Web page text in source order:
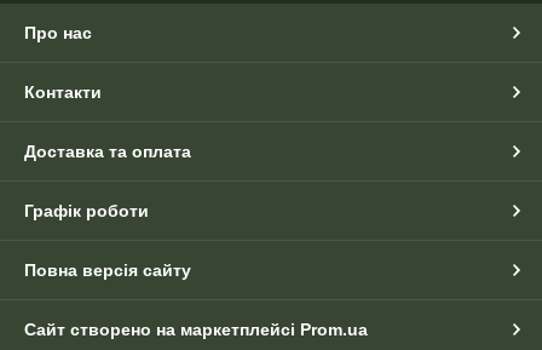
Про нас
Контакти
Доставка та оплата
Графік роботи
Повна версія сайту
Сайт створено на маркетплейсі Prom.ua